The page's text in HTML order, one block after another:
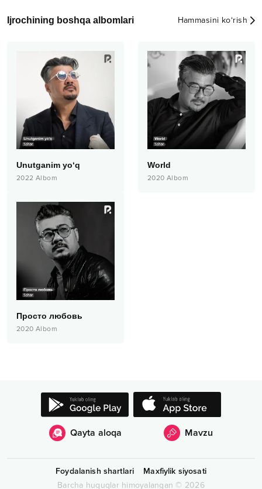
Ijrochining boshqa albomlari Hammasini ko‘rish
Unutganim yo‘q
2022 Albom
World
2020 Albom
Просто любовь
2020 Albom
Qayta aloqa Mavzu
Foydalanish shartlari
Maxfiylik siyosati
Barcha huquqlar himoyalangan © 2026